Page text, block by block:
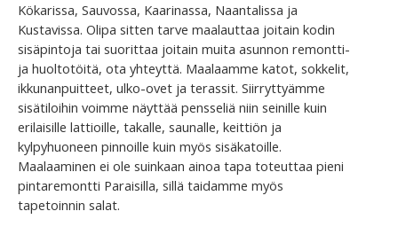
Kökarissa, Sauvossa, Kaarinassa, Naantalissa ja
Kustavissa. Olipa sitten tarve maalauttaa joitain kodin
sisäpintoja tai suorittaa joitain muita asunnon remontti-
ja huoltotöitä, ota yhteyttä. Maalaamme katot, sokkelit,
ikkunanpuitteet, ulko-ovet ja terassit. Siirryttyämme
sisätiloihin voimme näyttää pensseliä niin seinille kuin
erilaisille lattioille, takalle, saunalle, keittiön ja
kylpyhuoneen pinnoille kuin myös sisäkatoille.
Maalaaminen ei ole suinkaan ainoa tapa toteuttaa pieni
pintaremontti Paraisilla, sillä taidamme myös
tapetoinnin salat.